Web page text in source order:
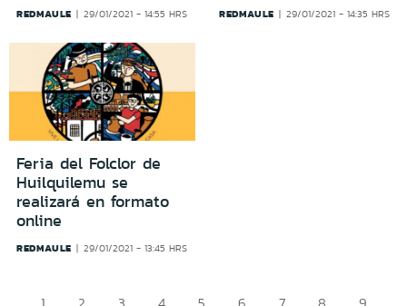
REDMAULE 29/01/2021 - 14:55 HRS REDMAULE 29/01/2021 - 14:35 HRS
Feria del Folclor de
Huilquilemu se
realizará en formato
online
REDMAULE 29/01/2021 - 13:45 HRS